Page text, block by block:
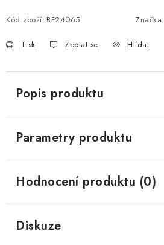
Kód zboží: BF24065 Značka:
Tisk Zeptat se Hlídat
Popis produktu
Parametry produktu
Hodnocení produktu (0)
Diskuze